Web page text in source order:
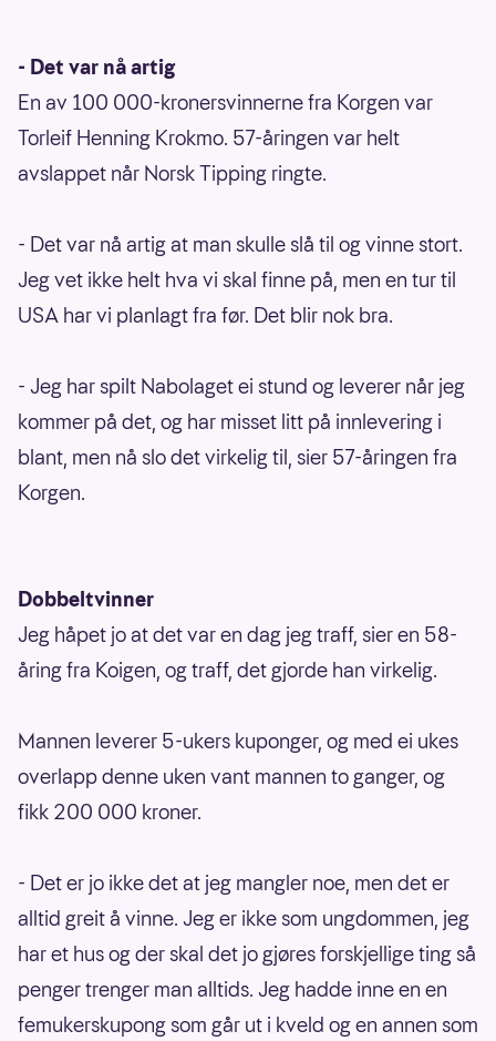
- Det var nå artig
En av 100 000-kronersvinnerne fra Korgen var
Torleif Henning Krokmo. 57-åringen var helt
avslappet når Norsk Tipping ringte.
- Det var nå artig at man skulle slå til og vinne stort.
Jeg vet ikke helt hva vi skal finne på, men en tur til
USA har vi planlagt fra før. Det blir nok bra.
- Jeg har spilt Nabolaget ei stund og leverer når jeg
kommer på det, og har misset litt på innlevering i
blant, men nå slo det virkelig til, sier 57-åringen fra
Korgen.
Dobbeltvinner
Jeg håpet jo at det var en dag jeg traff, sier en 58-
åring fra Koigen, og traff, det gjorde han virkelig.
Mannen leverer 5-ukers kuponger, og med ei ukes
overlapp denne uken vant mannen to ganger, og
fikk 200 000 kroner.
- Det er jo ikke det at jeg mangler noe, men det er
alltid greit å vinne. Jeg er ikke som ungdommen, jeg
har et hus og der skal det jo gjøres forskjellige ting så
penger trenger man alltids. Jeg hadde inne en en
femukerskupong som går ut i kveld og en annen som